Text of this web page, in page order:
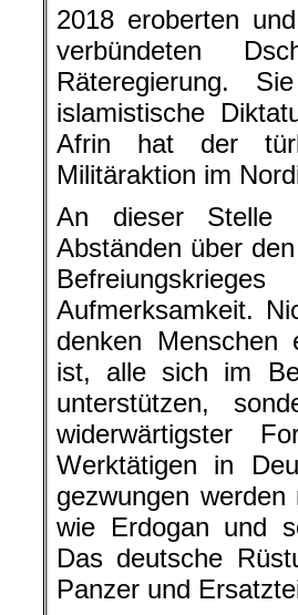
2018 eroberten
verbündeten
Räteregierung.
islamistische
Afrin hat der
Militäraktion im
An dieser Stelle
Abständen über
Aufmerksamkeit.
denken Menschen
ist, alle sich im
unterstützen,
widerwärtigster
Werktätigen in
gezwungen
wie Erdogan und
Das deutsche
Panzer und